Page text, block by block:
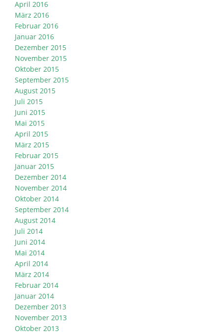
April 2016
März 2016
Februar 2016
Januar 2016
Dezember 2015
November 2015
Oktober 2015
September 2015
August 2015
Juli 2015
Juni 2015
Mai 2015
April 2015
März 2015
Februar 2015
Januar 2015
Dezember 2014
November 2014
Oktober 2014
September 2014
August 2014
Juli 2014
Juni 2014
Mai 2014
April 2014
März 2014
Februar 2014
Januar 2014
Dezember 2013
November 2013
Oktober 2013